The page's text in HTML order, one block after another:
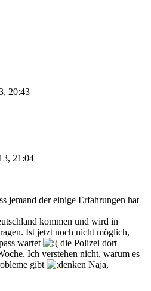
20:43
21:04
jemand der einige Erfahrungen hat
kommen und wird in
Ist jetzt noch nicht möglich,
wartet
die Polizei dort
Ich verstehen nicht, warum es
gibt
Naja,